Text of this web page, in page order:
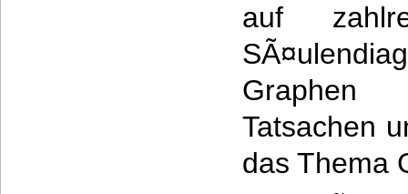
auf
Graphen
Tatsachen
das Thema